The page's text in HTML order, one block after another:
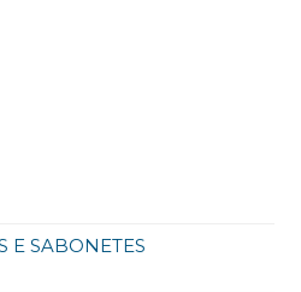
E SABONETES